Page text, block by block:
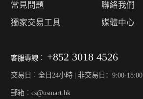
常見問題
獨家交易工具
聯絡我們
媒體中心
客服專線︰ +852 3018 4526
交易日︰全日24小時 | 非交易日：9:00-18:00
郵箱︰cs@usmart.hk